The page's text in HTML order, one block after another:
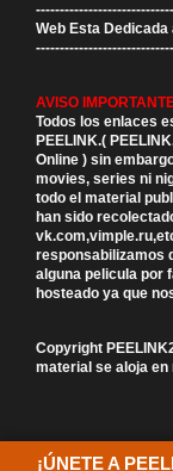
Web Esta Dedicada
AVISO
Todos los enlaces
PEELINK.(
Online ) sin
movies, series ni
todo el material
han sido
responsabilizamos
alguna pelicula por
hosteado ya que
Copyright
material se aloja
¡ÚNETE A